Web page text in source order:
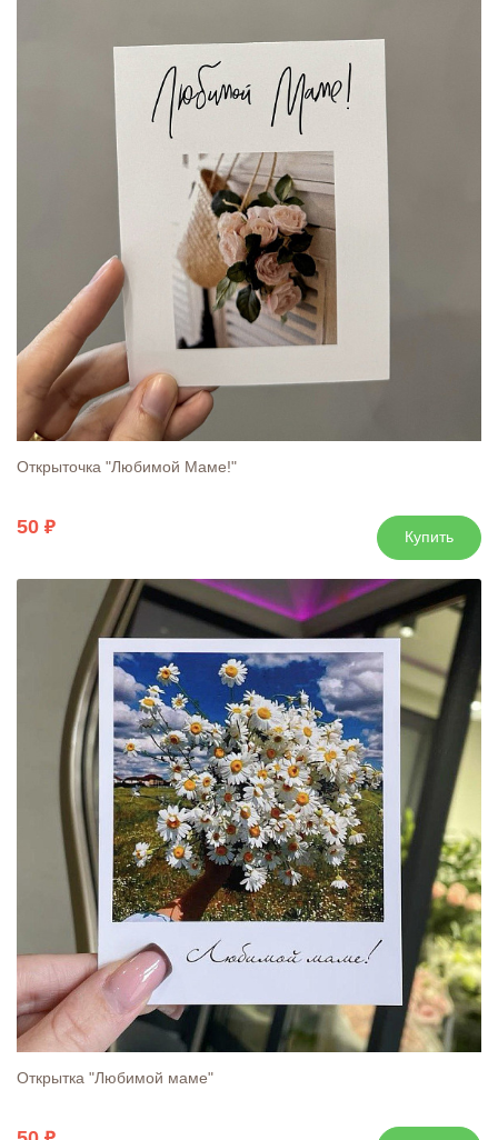
Открыточка "Любимой Маме!"
50 Купить
Открытка "Любимой маме"